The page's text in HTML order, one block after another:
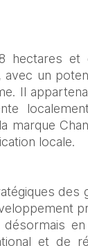
hectares
un
marque
locale.
des
et de